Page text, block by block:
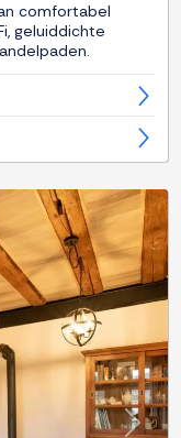
comfortabel
geluiddichte